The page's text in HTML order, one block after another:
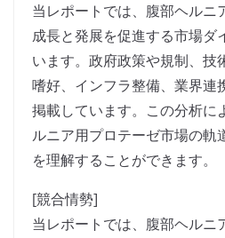
当レポートでは、腹部ヘルニ
成長と発展を促進する市場ダ
います。政府政策や規制、技
嗜好、インフラ整備、業界連
掲載しています。この分析に
ルニア用プロテーゼ市場の軌
を理解することができます。
[競合情勢]
当レポートでは、腹部ヘルニ